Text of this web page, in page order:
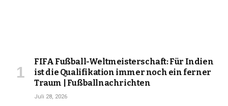
FIFA Fußball-Weltmeisterschaft: Für Indien
ist die Qualifikation immer noch ein ferner
Traum | Fußballnachrichten
Juli 28, 2026